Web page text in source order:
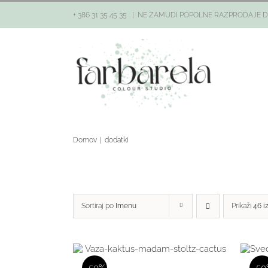
Skip
content
+ 386 31 35 45 35 NE ZAMUDI POPOLNE RAZPRODAJE
Domov | dodatki
Sortiraj po Imenu Prikaži 46